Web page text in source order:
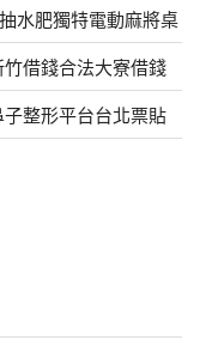
水肥獨特電動麻將桌
借錢合法大寮借錢
整形平台台北票貼